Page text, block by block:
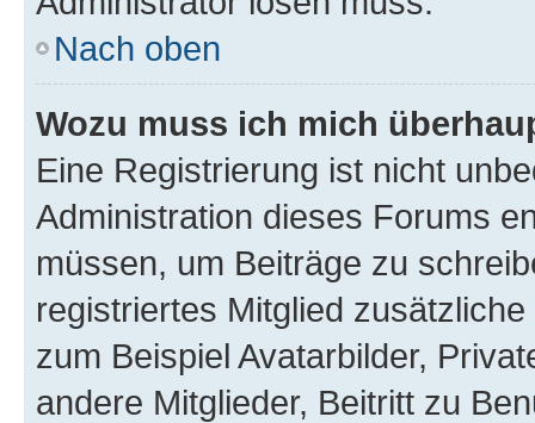
Nach oben
Wozu muss ich mich
Eine Registrierung ist nicht
Administration dieses Forums
müssen, um Beiträge zu
registriertes Mitglied
zum Beispiel Avatarbilder,
andere Mitglieder, Beitritt zu